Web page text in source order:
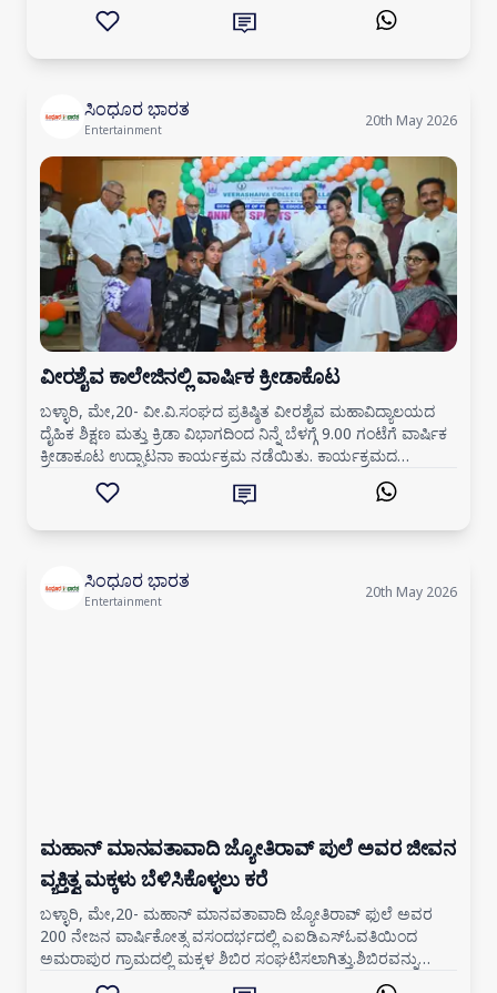
ಮಳಿಗೆಗಳಿಗೆ ನೀರು ನುಗ್ಗಿವೆ. ಅನೇಕ
ಸಿಂಧೂರ ಭಾರತ
Entertainment 20th May 2026
ವೀರಶೈವ ಕಾಲೇಜಿನಲ್ಲಿ ವಾರ್ಷಿಕ ಕ್ರೀಡಾಕೊಟ
ಬಳ್ಳಾರಿ, ಮೇ,20- ವೀ.ವಿ.ಸಂಘದ ಪ್ರತಿಷ್ಠಿತ ವೀರಶೈವ ಮಹಾವಿದ್ಯಾಲಯದ
ದೈಹಿಕ ಶಿಕ್ಷಣ ಮತ್ತು ಕ್ರಿಡಾ ವಿಭಾಗದಿಂದ ನಿನ್ನೆ ಬೆಳಗ್ಗೆ 9.00 ಗಂಟೆಗೆ ವಾರ್ಷಿಕ
ಕ್ರೀಡಾಕೂಟ ಉದ್ಘಾಟನಾ ಕಾರ್ಯಕ್ರಮ ನಡೆಯಿತು. ಕಾರ್ಯಕ್ರಮದ
ಸಿಂಧೂರ ಭಾರತ
Entertainment 20th May 2026
ಮಹಾನ್ ಮಾನವತಾವಾದಿ ಜ್ಯೋತಿರಾವ್ ಪುಲೆ ಅವರ ಜೀವನ
ವ್ಯಕ್ತಿತ್ವ ಮಕ್ಕಳು ಬೆಳಿಸಿಕೊಳ್ಳಲು ಕರೆ
ಬಳ್ಳಾರಿ, ಮೇ,20- ಮಹಾನ್ ಮಾನವತಾವಾದಿ ಜ್ಯೋತಿರಾವ್ ಫುಲೆ ಅವರ
200 ನೇಜನ ವಾರ್ಷಿಕೋತ್ಸ ವಸಂದರ್ಭದಲ್ಲಿ ಎಐಡಿಎಸ್‍ಓವತಿಯಿಂದ
ಅಮರಾಪುರ ಗ್ರಾಮದಲ್ಲಿ ಮಕ್ಕಳ ಶಿಬಿರ ಸಂಘಟಿಸಲಾಗಿತ್ತು.ಶಿಬಿರವನ್ನು
ಉದ್ದೇಶಿಸಿ ಮಾತನಾಡಿದ ಸಾರ್ವಜನಿಕ ಶಿಕ್ಷಣ